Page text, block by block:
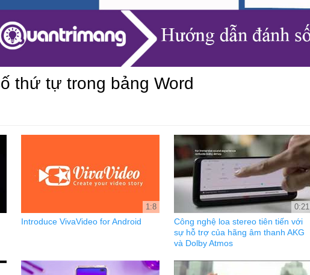
thứ tự trong bảng Word
1:8
Introduce VivaVideo for Android
0:21
Công nghệ loa stereo tiên tiến với
sự hỗ trợ của hãng âm thanh AKG
và Dolby Atmos